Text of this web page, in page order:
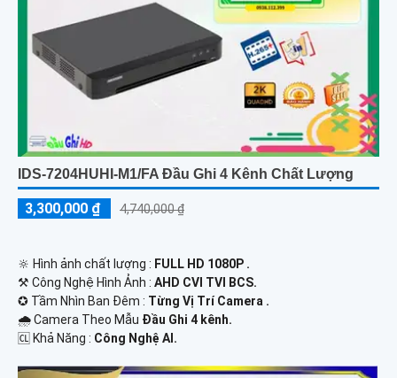
IDS-7204HUHI-M1/FA Đầu Ghi 4 Kênh Chất Lượng
3,300,000 ₫ 4,740,000 ₫
🔆 Hình ảnh chất lượng : FULL HD 1080P .
⚒ Công Nghệ Hình Ảnh : AHD CVI TVI BCS.
✪ Tầm Nhìn Ban Đêm : Từng Vị Trí Camera .
🌧️ Camera Theo Mẫu Đầu Ghi 4 kênh.
️🆑 Khả Năng : Công Nghệ AI.